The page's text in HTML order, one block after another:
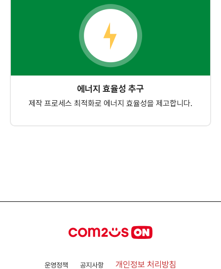
에너지 효율성 추구
제작 프로세스 최적화로 에너지 효율성을 제고합니다.
운영정책 공지사항 개인정보 처리방침